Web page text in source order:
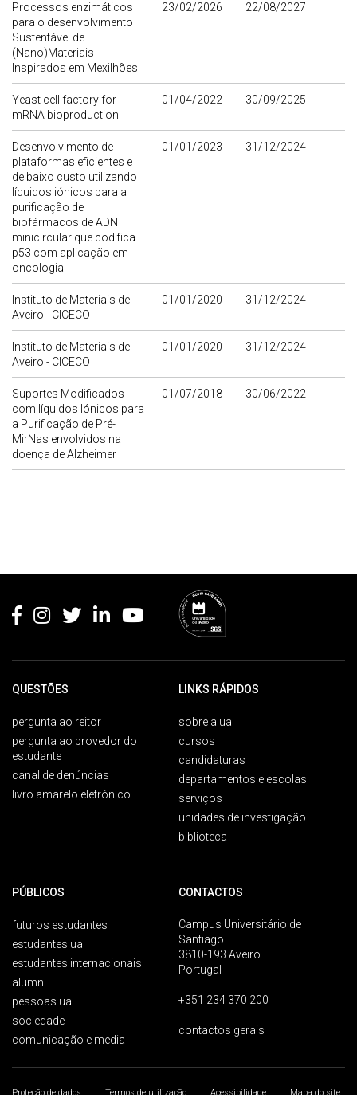
Processos enzimáticos
para o desenvolvimento
Sustentável de
(Nano)Materiais
Inspirados em Mexilhões
23/02/2026 22/08/2027
Yeast cell factory for
mRNA bioproduction
01/04/2022 30/09/2025
Desenvolvimento de
plataformas eficientes e
de baixo custo utilizando
líquidos iónicos para a
purificação de
biofármacos de ADN
minicircular que codifica
p53 com aplicação em
oncologia
01/01/2023 31/12/2024
Instituto de Materiais de
Aveiro - CICECO
01/01/2020 31/12/2024
Instituto de Materiais de
Aveiro - CICECO
01/01/2020 31/12/2024
Suportes Modificados
com líquidos Iónicos para
a Purificação de Pré-
MirNas envolvidos na
doença de Alzheimer
01/07/2018 30/06/2022
QUESTÕES
pergunta ao reitor
pergunta ao provedor do
estudante
canal de denúncias
livro amarelo eletrónico
LINKS RÁPIDOS
sobre a ua
cursos
candidaturas
departamentos e escolas
serviços
unidades de investigação
biblioteca
PÚBLICOS
futuros estudantes
estudantes ua
estudantes internacionais
alumni
pessoas ua
sociedade
comunicação e media
CONTACTOS
Campus Universitário de
Santiago
3810-193 Aveiro
Portugal
+351 234 370 200
contactos gerais
Proteção de dados Termos de utilização Acessibilidade
Mapa do site